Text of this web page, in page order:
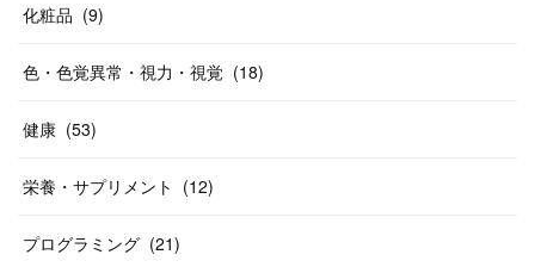
化粧品 (9)
色・色覚異常・視力・視覚 (18)
健康 (53)
栄養・サプリメント (12)
プログラミング (21)